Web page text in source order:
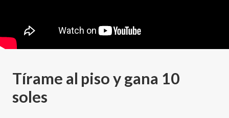
Tí­rame al piso y gana 10
soles